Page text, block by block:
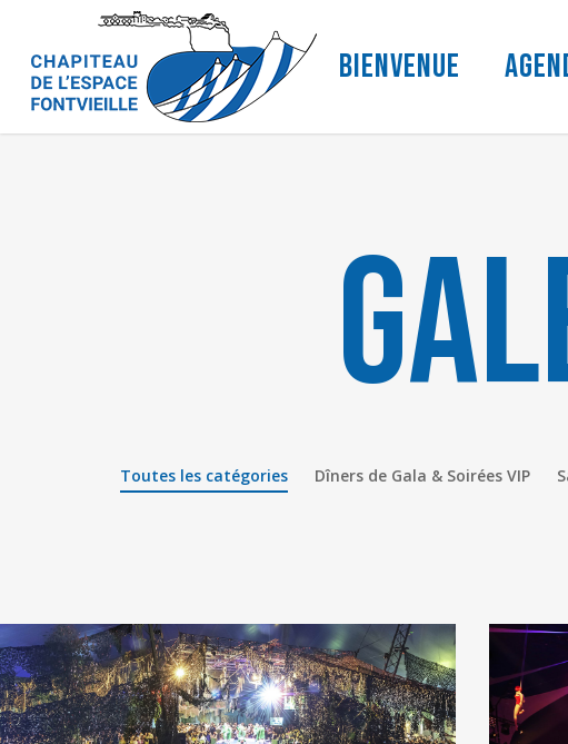
main
content
Bienvenue
Toutes les catégories Dîners de Gala & Soirées VIP